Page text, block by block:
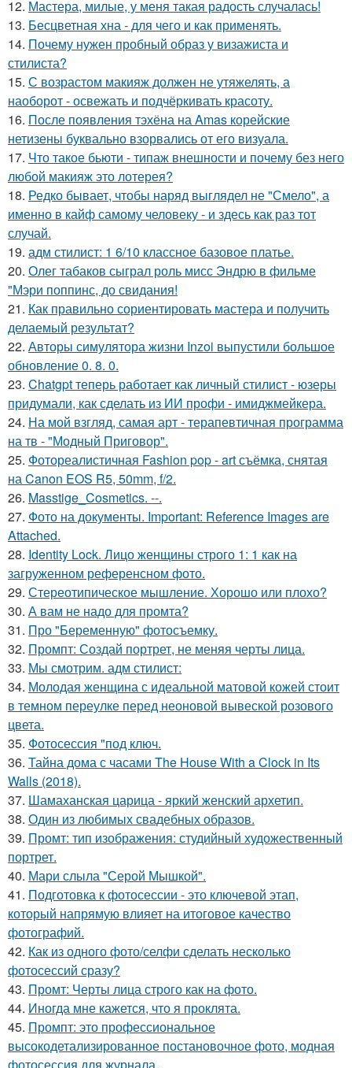
12. Мастера, милые, у меня такая радость случалась!
13. Бесцветная хна - для чего и как применять.
14. Почему нужен пробный образ у визажиста и
стилиста?
15. С возрастом макияж должен не утяжелять, а
наоборот - освежать и подчёркивать красоту.
16. После появления тэхёна на Amas корейские
нетизены буквально взорвались от его визуала.
17. Что такое бьюти - типаж внешности и почему без него
любой макияж это лотерея?
18. Редко бывает, чтобы наряд выглядел не "Смело", а
именно в кайф самому человеку - и здесь как раз тот
случай.
19. адм стилист: 1 6/10 классное базовое платье.
20. Олег табаков сыграл роль мисс Эндрю в фильме
"Мэри поппинс, до свидания!
21. Как правильно сориентировать мастера и получить
делаемый результат?
22. Авторы симулятора жизни Inzoi выпустили большое
обновление 0. 8. 0.
23. Chatgpt теперь работает как личный стилист - юзеры
придумали, как сделать из ИИ профи - имиджмейкера.
24. На мой взгляд, самая арт - терапевтичная программа
на тв - "Модный Приговор".
25. Фотореалистичная Fashion pop - art съёмка, снятая
на Canon EOS R5, 50mm, f/2.
26. Masstige_Cosmetics. --.
27. Фото на документы. Important: Reference Images are
Attached.
28. Identity Lock. Лицо женщины строго 1: 1 как на
загруженном референсном фото.
29. Стереотипическое мышление. Хорошо или плохо?
30. А вам не надо для промта?
31. Про "Беременную" фотосъемку.
32. Промпт: Создай портрет, не меняя черты лица.
33. Мы смотрим. адм стилист:
34. Молодая женщина с идеальной матовой кожей стоит
в темном переулке перед неоновой вывеской розового
цвета.
35. Фотосессия "под ключ.
36. Тайна дома с часами The House With a Clock in Its
Walls (2018).
37. Шамаханская царица - яркий женский архетип.
38. Один из любимых свадебных образов.
39. Промт: тип изображения: студийный художественный
портрет.
40. Мари слыла "Серой Мышкой".
41. Подготовка к фотосессии - это ключевой этап,
который напрямую влияет на итоговое качество
фотографий.
42. Как из одного фото/селфи сделать несколько
фотосессий сразу?
43. Промт: Черты лица строго как на фото.
44. Иногда мне кажется, что я проклята.
45. Промпт: это профессиональное
высокодетализированное постановочное фото, модная